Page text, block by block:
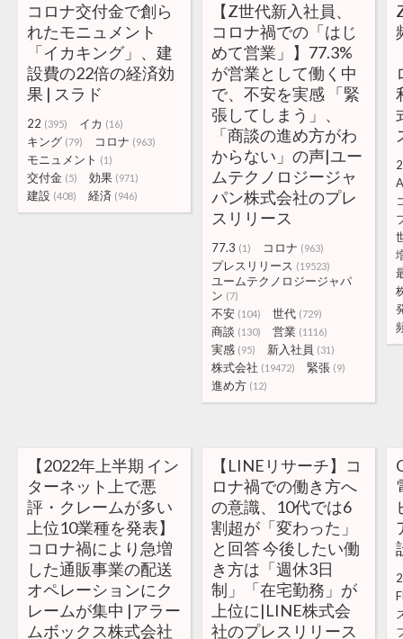
コロナ交付金で創ら
れたモニュメント
「イカキング」、建
設費の22倍の経済効
果 | スラド
22 (395) イカ (16)
キング (79) コロナ (963)
モニュメント (1)
交付金 (5) 効果 (971)
建設 (408) 経済 (946)
【Z世代新入社員、
コロナ禍での「はじ
めて営業」】77.3%
が営業として働く中
で、不安を実感 「緊
張してしまう」、
「商談の進め方がわ
からない」の声|ユー
ムテクノロジージャ
パン株式会社のプレ
スリリース
77.3 (1) コロナ (963)
プレスリリース (19523)
ユームテクノロジージャパ
ン (7)
不安 (104) 世代 (729)
商談 (130) 営業 (1116)
実感 (95) 新入社員 (31)
株式会社 (19472) 緊張 (9)
進め方 (12)
【2022年上半期 イン
ターネット上で悪
評・クレームが多い
上位10業種を発表】
コロナ禍により急増
した通販事業の配送
オペレーションにク
レームが集中 |アラー
ムボックス株式会社
【LINEリサーチ】コ
ロナ禍での働き方へ
の意識、10代では6
割超が「変わった」
と回答 今後したい働
き方は「週休3日
制」「在宅勤務」が
上位に|LINE株式会
社のプレスリリース